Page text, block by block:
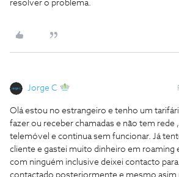
resolver o problema.
Jorge C
Olá estou no estrangeiro e tenho um
fazer ou receber chamadas e não tem rede
telemóvel e continua sem funcionar. Já
cliente e gastei muito dinheiro em roaming
com ninguém inclusive deixei contacto
contactado posteriormente e mesmo asim